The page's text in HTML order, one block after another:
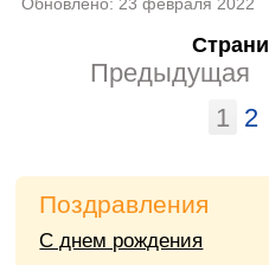
Предыдущая
1 2
Поздравления
С днем рождения